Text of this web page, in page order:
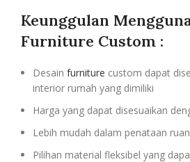
Keunggulan
Furniture Custom :
Desain furniture custom dapat
interior rumah yang dimiliki
Harga yang dapat disesuaikan
Lebih mudah dalam penataan
Pilihan material fleksibel yang